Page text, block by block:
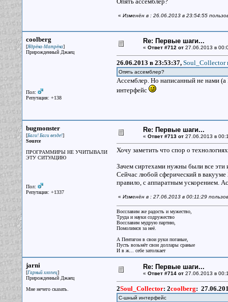
« Изменён в : 26.06.2013 в 23:54:55
coolberg
[Ядрёна-Матрёна]
Прирожденный Джаец
Пол:
Репутация: +138
Re: Первые шаги...
« Ответ #712 от27.06.2013 в
26.06.2013 в 23:53:37, Soul_Collector
Опять ассемблер?
Ассемблер. Но написанный не нами
интерфейс
bugmonster
[Баги! Баги везде!]
Source
ПРОГРАММИРЫ НЕ УЧИТЫВАЛИ
ЭТУ СИТУАЦИЮ
Пол:
Репутация: +1337
Re: Первые шаги...
« Ответ #713 от27.06.2013 в
Хочу заметить что спор о
Зачем сиртехами нужны были все эти
Сейчас любой сферический в
правило, с аппаратным ускорением.
« Изменён в : 27.06.2013 в 00:11:29
Восславим же радость и мужество,
Труда и науки содружество
Восславим мудрую партию,
Помолимся за неё.
А Пентагон в свои руки поганые,
Пусть возьмёт свои доллары сраные
И в ж... себе затолкает
jarni
[Гарный хлопец]
Прирожденный Джаец
Мне нечего сказать.
Re: Первые шаги...
« Ответ #714 от27.06.2013 в
2Soul_Collector: 2coolberg:
C-шный интерфейс